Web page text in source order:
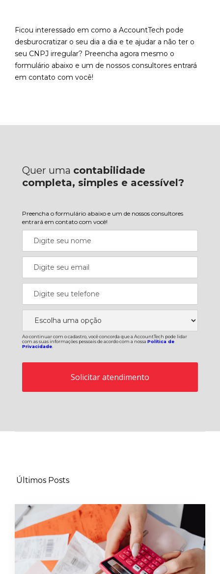
Ficou interessado em como a AccountTech pode
desburocratizar o seu dia a dia e te ajudar a não ter o
seu CNPJ irregular? Preencha agora mesmo o
formulário abaixo e um de nossos consultores entrará
em contato com você!
Quer uma contabilidade
completa, simples e acessível?
Preencha o formulário abaixo e um de nossos consultores
entrará em contato com você!
Ao continuar com o cadastro, você concorda que a AccountTech pode lidar
com as suas informações pessoais de acordo com a nossa Política de
Privacidade.
Últimos Posts